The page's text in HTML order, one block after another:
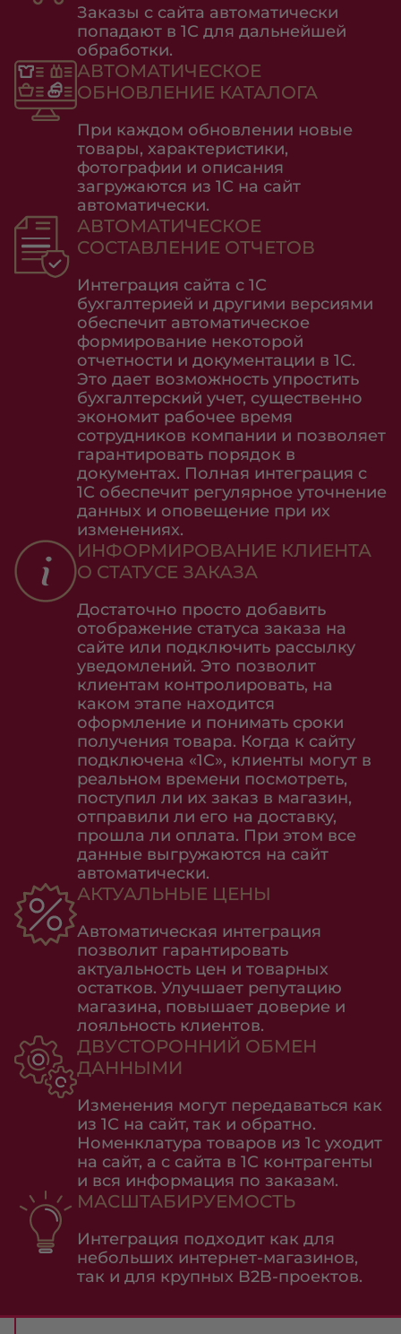
Заказы с сайта автоматически
попадают в 1С для дальнейшей
обработки.
АВТОМАТИЧЕСКОЕ
ОБНОВЛЕНИЕ КАТАЛОГА
При каждом обновлении новые
товары, характеристики,
фотографии и описания
загружаются из 1С на сайт
автоматически.
АВТОМАТИЧЕСКОЕ
СОСТАВЛЕНИЕ ОТЧЕТОВ
Интеграция сайта с 1С
бухгалтерией и другими версиями
обеспечит автоматическое
формирование некоторой
отчетности и документации в 1С.
Это дает возможность упростить
бухгалтерский учет, существенно
экономит рабочее время
сотрудников компании и позволяет
гарантировать порядок в
документах. Полная интеграция с
1С обеспечит регулярное уточнение
данных и оповещение при их
изменениях.
ИНФОРМИРОВАНИЕ КЛИЕНТА
О СТАТУСЕ ЗАКАЗА
Достаточно просто добавить
отображение статуса заказа на
сайте или подключить рассылку
уведомлений. Это позволит
клиентам контролировать, на
каком этапе находится
оформление и понимать сроки
получения товара. Когда к сайту
подключена «1С», клиенты могут в
реальном времени посмотреть,
поступил ли их заказ в магазин,
отправили ли его на доставку,
прошла ли оплата. При этом все
данные выгружаются на сайт
автоматически.
АКТУАЛЬНЫЕ ЦЕНЫ
Автоматическая интеграция
позволит гарантировать
актуальность цен и товарных
остатков. Улучшает репутацию
магазина, повышает доверие и
лояльность клиентов.
ДВУСТОРОННИЙ ОБМЕН
ДАННЫМИ
Изменения могут передаваться как
из 1С на сайт, так и обратно.
Номенклатура товаров из 1с уходит
на сайт, а с сайта в 1С контрагенты
и вся информация по заказам.
МАСШТАБИРУЕМОСТЬ
Интеграция подходит как для
небольших интернет-магазинов,
так и для крупных B2B-проектов.